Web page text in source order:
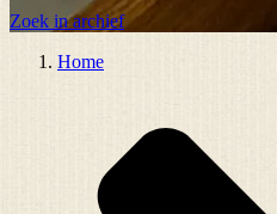
Zoek in archief
Home